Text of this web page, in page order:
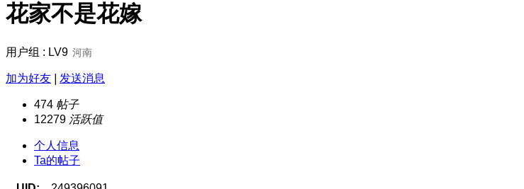
花家不是花嫁
用户组 : LV9 河南
加为好友 发送消息
474 帖子
12279 活跃值
个人信息
Ta的帖子